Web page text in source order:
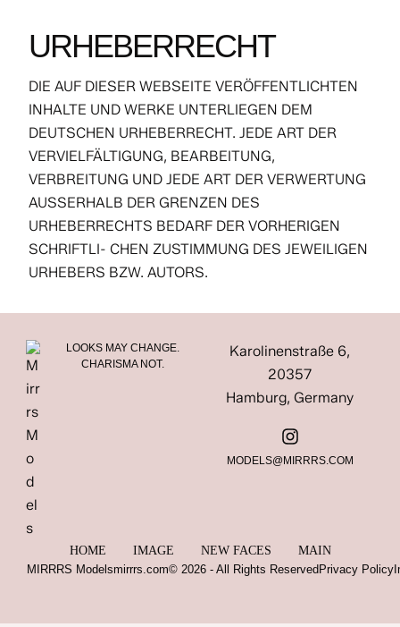
URHEBERRECHT
DIE AUF DIESER WEBSEITE VERÖFFENTLICHTEN
INHALTE UND WERKE UNTERLIEGEN DEM
DEUTSCHEN URHEBERRECHT. JEDE ART DER
VERVIELFÄLTIGUNG, BEARBEITUNG,
VERBREITUNG UND JEDE ART DER VERWERTUNG
AUSSERHALB DER GRENZEN DES
URHEBERRECHTS BEDARF DER VORHERIGEN
SCHRIFTLI- CHEN ZUSTIMMUNG DES JEWEILIGEN
URHEBERS BZW. AUTORS.
LOOKS MAY CHANGE.
CHARISMA NOT.
Karolinenstraße 6,
20357
Hamburg, Germany
MODELS@MIRRRS.COM
HOME IMAGE NEW FACES
MAIN
MIRRRS Modelsmirrrs.com© 2026 - All Rights Reserved Privacy Policy